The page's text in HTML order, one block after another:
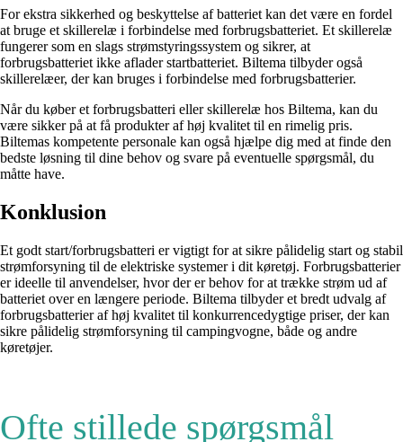
For ekstra sikkerhed og beskyttelse af batteriet kan det være en fordel
at bruge et skillerelæ i forbindelse med forbrugsbatteriet. Et skillerelæ
fungerer som en slags strømstyringssystem og sikrer, at
forbrugsbatteriet ikke aflader startbatteriet. Biltema tilbyder også
skillerelæer, der kan bruges i forbindelse med forbrugsbatterier.
Når du køber et forbrugsbatteri eller skillerelæ hos Biltema, kan du
være sikker på at få produkter af høj kvalitet til en rimelig pris.
Biltemas kompetente personale kan også hjælpe dig med at finde den
bedste løsning til dine behov og svare på eventuelle spørgsmål, du
måtte have.
Konklusion
Et godt start/forbrugsbatteri er vigtigt for at sikre pålidelig start og stabil
strømforsyning til de elektriske systemer i dit køretøj. Forbrugsbatterier
er ideelle til anvendelser, hvor der er behov for at trække strøm ud af
batteriet over en længere periode. Biltema tilbyder et bredt udvalg af
forbrugsbatterier af høj kvalitet til konkurrencedygtige priser, der kan
sikre pålidelig strømforsyning til campingvogne, både og andre
køretøjer.
Ofte stillede spørgsmål